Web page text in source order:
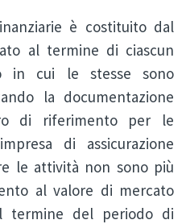
è costituito dal
al termine di ciascun
in cui le stesse sono
la documentazione
di riferimento per le
di assicurazione
le attività non sono più
al valore di mercato
termine del periodo di